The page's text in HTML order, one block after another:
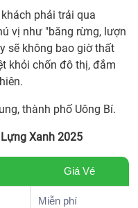
phải trải qua
vị như "băng rừng, lượn
sẽ không bao giờ thất
khỏi chốn đô thị, đắm
thành phố Uông Bí.
Xanh 2025
Giá Vé
Miễn phí